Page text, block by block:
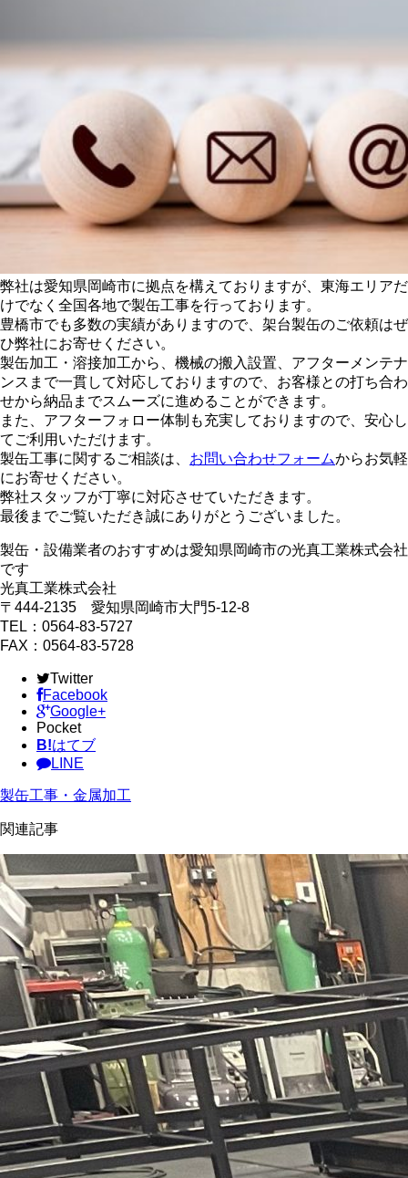
弊社は愛知県岡崎市に拠点を構えておりますが、東海エリアだ
けでなく全国各地で製缶工事を行っております。
豊橋市でも多数の実績がありますので、架台製缶のご依頼はぜ
ひ弊社にお寄せください。
製缶加工・溶接加工から、機械の搬入設置、アフターメンテナ
ンスまで一貫して対応しておりますので、お客様との打ち合わ
せから納品までスムーズに進めることができます。
また、アフターフォロー体制も充実しておりますので、安心し
てご利用いただけます。
製缶工事に関するご相談は、 お問い合わせフォームからお気軽
にお寄せください。
弊社スタッフが丁寧に対応させていただきます。
最後までご覧いただき誠にありがとうございました。
製缶・設備業者のおすすめは愛知県岡崎市の光真工業株式会社
です
光真工業株式会社
〒444-2135 愛知県岡崎市大門5-12-8
TEL：0564-83-5727
FAX：0564-83-5728
Twitter
Facebook
Google+
Pocket
B!はてブ
LINE
製缶工事・金属加工
関連記事